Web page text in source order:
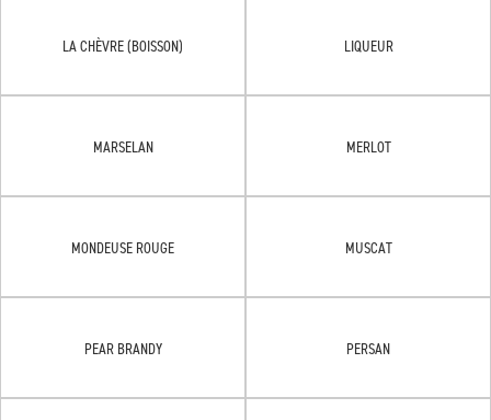
LA CHÈVRE (BOISSON) LIQUEUR
MARSELAN MERLOT
MONDEUSE ROUGE MUSCAT
PEAR BRANDY PERSAN